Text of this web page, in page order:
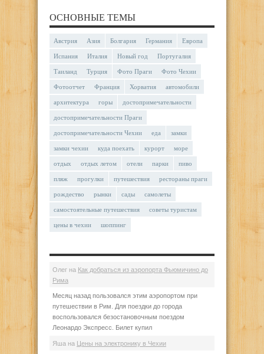
ОСНОВНЫЕ ТЕМЫ
Австрия Азия Болгария Германия Европа
Испания Италия Новый год Португалия
Таиланд Турция Фото Праги Фото Чехии
Фотоотчет Франция Хорватия автомобили
архитектура горы достопримечательности
достопримечательности Праги
достопримечательности Чехии еда замки
замки чехии куда поехать курорт море
отдых отдых летом отели парки пиво
пляж прогулки путешествия рестораны праги
рождество рынки сады самолеты
самостоятельные путешествия советы туристам
цены в чехии шоппинг
Олег на Как добраться из аэропорта Фьюмичино до
Рима
Месяц назад пользовался этим аэропортом при
путешествии в Рим. Для поездки до города
воспользовался безостановочным поездом
Леонардо Экспресс. Билет купил
Яша на Цены на электронику в Чехии